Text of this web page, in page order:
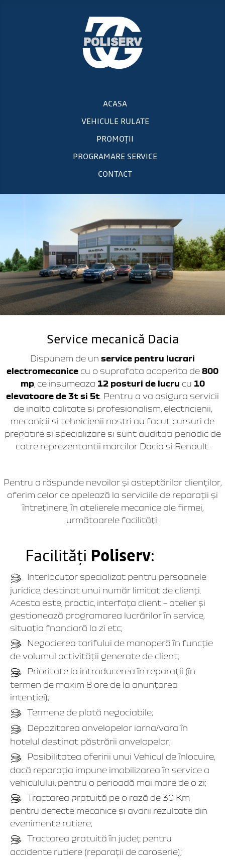
ACASA
VEHICULE RULATE
PROMOȚII
PROGRAMARE SERVICE
CONTACT
Service mecanică Dacia
Dispunem de un service pentru lucrari
electromecanice cu o suprafata acoperita de 800
mp, ce insumeaza 12 posturi de lucru cu 10
elevatoare de 3t si 5t . Pentru a va asigura servicii
de inalta calitate si profesionalism, electricienii,
mecanicii si tehnicienii nostri au facut cursuri de
pregatire si specializare si sunt auditati periodic de
catre reprezentantii marcilor Dacia si Renault.
Pentru a răspunde nevoilor şi asteptărilor clienţilor,
oferim celor ce apelează la serviciile de reparaţii şi
întreţinere, în atelierele mecanice ale firmei,
următoarele facilităţi:
Facilităţi Poliserv:
Interlocutor specializat pentru persoanele
juridice, destinat unui număr limitat de clienţi.
Acesta este, practic, interfaţa client – atelier şi
gestionează programarea lucrărilor în service,
situaţia fnanciară la zi etc;
Negocierea tarifului de manoperă în funcţie
de volumul activităţii generate de client;
Prioritate la introducerea în reparaţii (în
termen de maxim 8 ore de la anunţarea
intenţiei);
Termene de plată negociabile;
Depozitarea anvelopelor iarna/vara în
hotelul destinat păstrării anvelopelor;
Posibilitatea oferirii unui Vehicul de înlocuire,
dacă reparaţia impune imobilizarea în service a
vehiculului, pentru o perioadă mai mare de o zi;
Tractarea gratuită pe o rază de 30 Km
pentru defecte mecanice şi avarii rezultate din
evenimente rutiere;
Tractarea gratuită în judeţ pentru
accidente rutiere (reparaţii de caroserie);